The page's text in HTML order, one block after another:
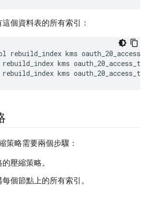
個資料表的所有索引：
rebuild_index kms
kms
kms
策略需要兩個步驟：
壓縮策略。
個節點上的所有索引。